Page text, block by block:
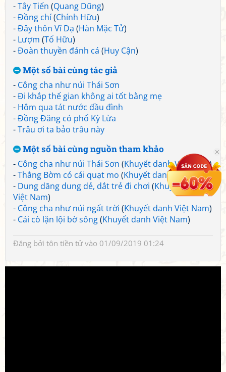
-Tây Tiến (Quang Dũng)
-Đồng chí(Chính Hữu)
-Đây thôn Vĩ Dạ (Hàn Mặc Tử)
- Lượm (Tố Hữu)
-Đoàn thuyền đánh cá (Huy Cận)
Một số bài cùng tác giả
- Công cha như núi Thái Sơn
-Đi khắp thế gian không ai tốt bằng mẹ
- Hôm qua tát nước đầu đình
-Đồng Đăng có phố Kỳ Lừa
-Trâu ơi ta bảo trâu này
Một số bài cùng nguồn tham khảo
- Công cha như núi Thái Sơn (Khuyết danh Việt Nam)
-Thằng Bờm có cái quạt mo (Khuyết danh Việt Nam)
- Dung dăng dung dẻ, dắt trẻ đi chơi (Khuyết danh
Việt Nam)
- Công cha như núi ngất trời (Khuyết danh Việt Nam)
- Cái cò lặn lội bờ sông(Khuyết danh Việt Nam)
Đăng bởi tôn tiền tửvào 01/09/2019 01:24